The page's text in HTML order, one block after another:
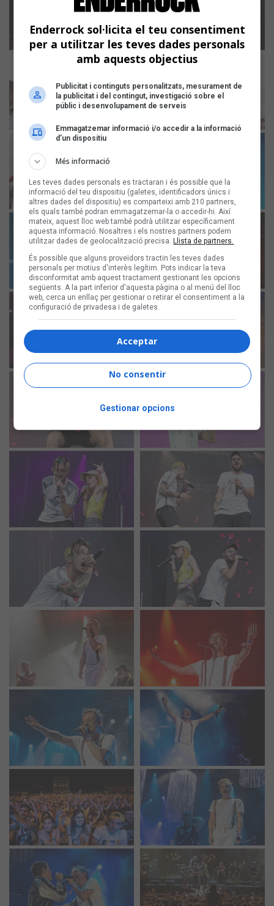
Enderrock sol·licita el teu consentiment
per a utilitzar les teves dades personals
amb aquests objectius
Publicitat i continguts personalitzats, mesurament de
la publicitat i del contingut, investigació sobre el
públic i desenvolupament de serveis
Emmagatzemar informació i/o accedir a la informació
d’un dispositiu
Més informació
Les teves dades personals es tractaran i és possible que la
informació del teu dispositiu (galetes, identificadors únics i
altres dades del dispositiu) es comparteixi amb 210 partners,
els quals també podran emmagatzemar-la o accedir-hi. Així
mateix, aquest lloc web també podrà utilitzar específicament
aquesta informació. Nosaltres i els nostres partners podem
utilitzar dades de geolocalització precisa. Llista de partners.
És possible que alguns proveïdors tractin les teves dades
personals per motius d'interès legítim. Pots indicar la teva
disconformitat amb aquest tractament gestionant les opcions
següents. A la part inferior d'aquesta pàgina o al menú del lloc
web, cerca un enllaç per gestionar o retirar el consentiment a la
configuració de privadesa i de galetes.
Acceptar
No consentir
Gestionar opcions